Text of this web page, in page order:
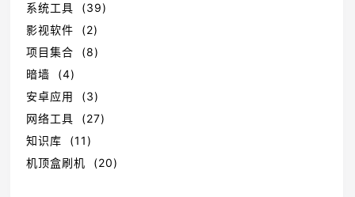
系统工具 (39)
影视软件 (2)
项目集合 (8)
暗墙 (4)
安卓应用 (3)
网络工具 (27)
知识库 (11)
机顶盒刷机 (20)